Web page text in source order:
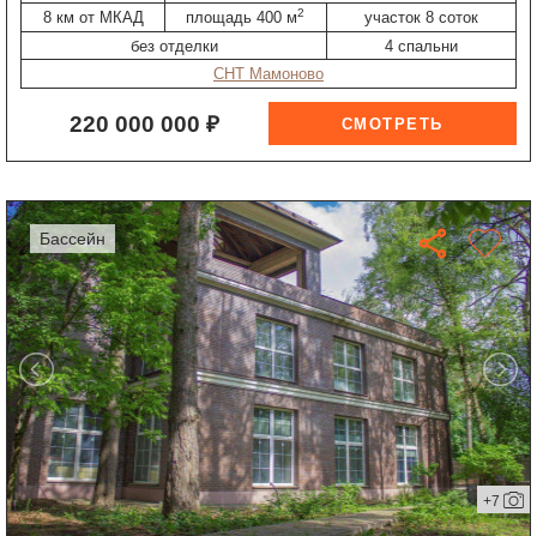
8 км от МКАД
площадь 400 м2
участок 8 соток
без отделки
4 спальни
СНТ Мамоново
220 000 000 ₽
бассейн
+7